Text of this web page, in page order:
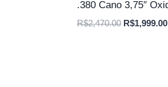
.380 Cano 3,75″
R$2,470.00 O
R$1,999.00